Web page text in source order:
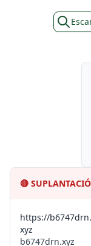
🔴
https://b6747drn.
xyz
b6747drn.xyz